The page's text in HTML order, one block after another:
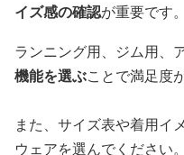
イズ感の確認が重要です。
ランニング用、ジム用、
機能を選ぶことで満足度
また、サイズ表や着用イ
ウェアを選んでください。